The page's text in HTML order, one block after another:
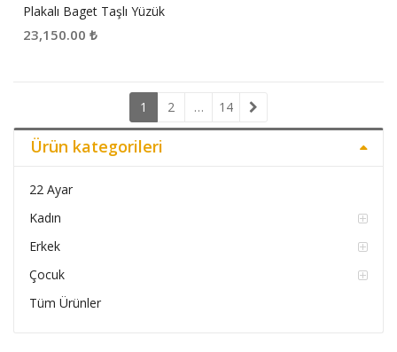
Plakalı Baget Taşlı Yüzük
23,150.00 ₺
1 2 … 14
Ürün kategorileri
22 Ayar
Kadın
Erkek
Çocuk
Tüm Ürünler